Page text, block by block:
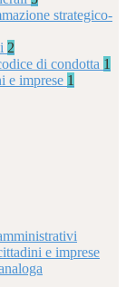
strategico-
2
di condotta 1
e imprese 1
e imprese